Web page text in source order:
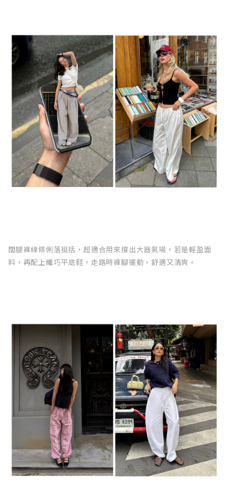
闊腿褲線條俐落挺括，超適合用來撐出大器氣場。若是輕盈面
料，再配上纖巧平底鞋，走路時褲腳擺動，舒適又清爽。